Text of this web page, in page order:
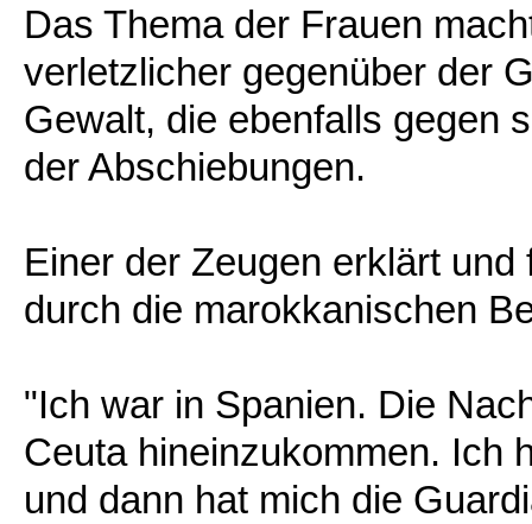
Das Thema der Frauen
verletzlicher gegenüber der
Gewalt, die ebenfalls gegen
der Abschiebungen.
Einer der Zeugen erklärt
durch die marokkanischen
"Ich war in Spanien. Die
Ceuta hineinzukommen. Ich
und dann hat mich die